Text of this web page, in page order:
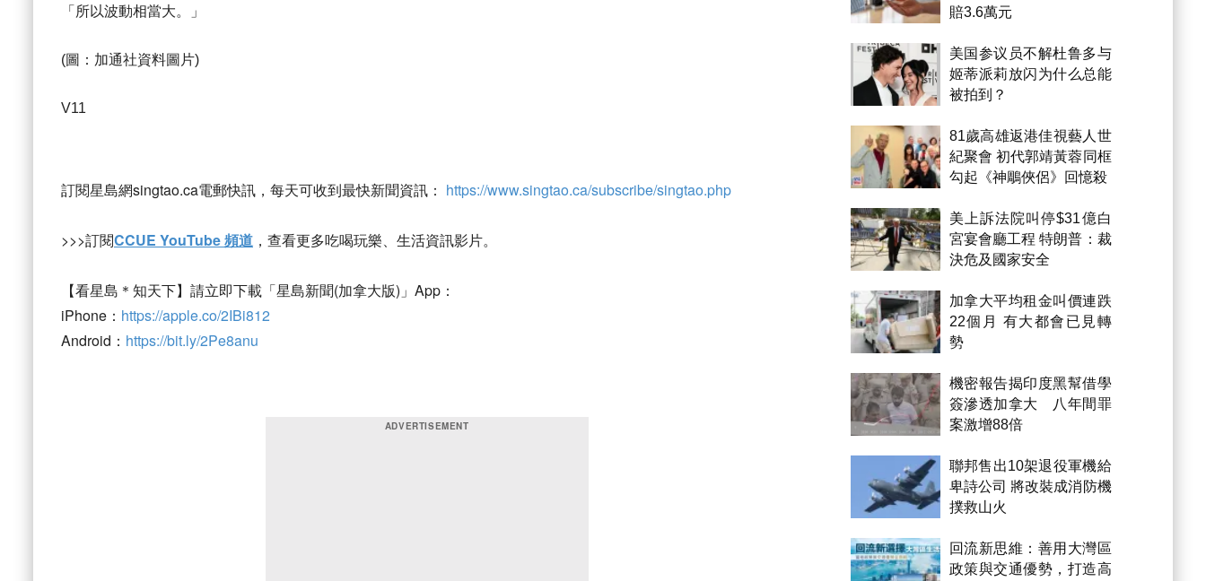
「所以波動相當大。」
(圖：加通社資料圖片)
V11
訂閱星島網singtao.ca電郵快訊，每天可收到最快新聞資訊： https://www.singtao.ca/subscribe/singtao.php
>>>訂閱CCUE YouTube 頻道 ，查看更多吃喝玩樂、生活資訊影片。
【看星島＊知天下】請立即下載「星島新聞(加拿大版)」App：
iPhone： https://apple.co/2IBi812
Android： https://bit.ly/2Pe8anu
賠3.6萬元
美国参议员不解杜鲁多与
姬蒂派莉放闪为什么总能
被拍到？
81歲高雄返港佳視藝人世
紀聚會 初代郭靖黃蓉同框
勾起《神鵰俠侶》回憶殺
美上訴法院叫停$31億白
宮宴會廳工程 特朗普：裁
決危及國家安全
加拿大平均租金叫價連跌
22個月 有大都會已見轉
勢
機密報告揭印度黑幫借學
簽滲透加拿大 八年間罪
案激增88倍
聯邦售出10架退役軍機給
卑詩公司 將改裝成消防機
撲救山火
回流新思維：善用大灣區
政策與交通優勢，打造高